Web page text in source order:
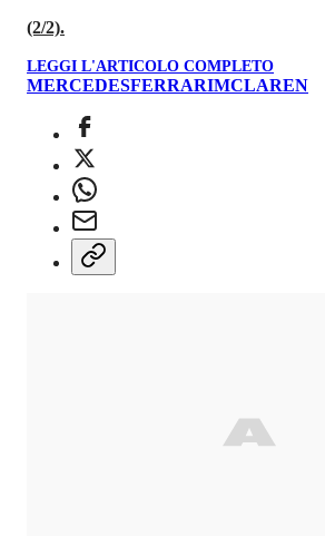
(2/2).
LEGGI L'ARTICOLO COMPLETO
MERCEDESFERRARIMCLAREN